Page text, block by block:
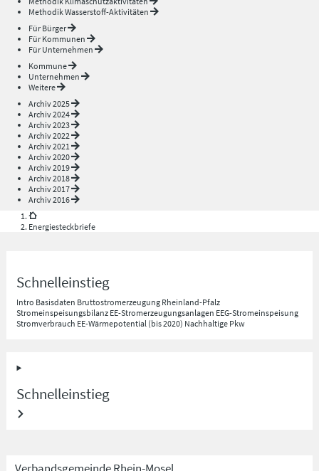
Methodik Wasserstoff-Aktivitäten
Für Bürger
Für Kommunen
Für Unternehmen
Kommune
Unternehmen
Weitere
Archiv 2025
Archiv 2024
Archiv 2023
Archiv 2022
Archiv 2021
Archiv 2020
Archiv 2019
Archiv 2018
Archiv 2017
Archiv 2016
Energiesteckbriefe
Schnelleinstieg
Intro Basisdaten Bruttostromerzeugung Rheinland-Pfalz
Stromeinspeisungsbilanz EE-Stromerzeugungsanlagen EEG-Stromeinspeisung
Stromverbrauch EE-Wärmepotential (bis 2020) Nachhaltige Pkw
Schnelleinstieg